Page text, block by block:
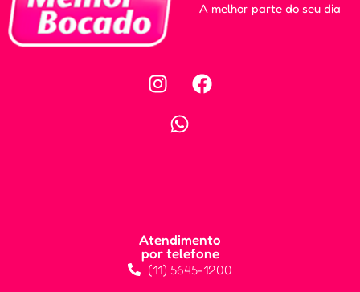
A melhor parte do seu dia
Atendimento
por telefone
(11) 5645-1200